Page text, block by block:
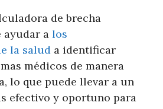
de brecha
ayudar a los
la salud a identificar
médicos de manera
lo que puede llevar a un
efectivo y oportuno para